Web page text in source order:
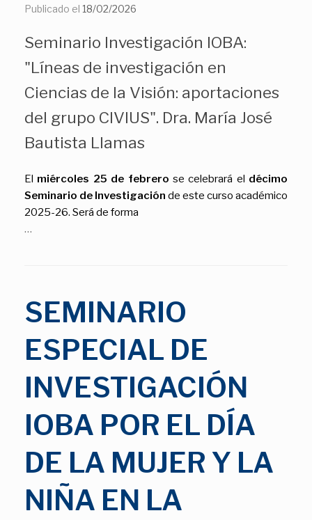
Publicado el 18/02/2026
Seminario Investigación IOBA:
"Líneas de investigación en
Ciencias de la Visión: aportaciones
del grupo CIVIUS". Dra. María José
Bautista Llamas
El miércoles 25 de febrero se celebrará el décimo
Seminario de Investigación de este curso académico
2025-26. Será de forma
…
SEMINARIO
ESPECIAL DE
INVESTIGACIÓN
IOBA POR EL DÍA
DE LA MUJER Y LA
NIÑA EN LA